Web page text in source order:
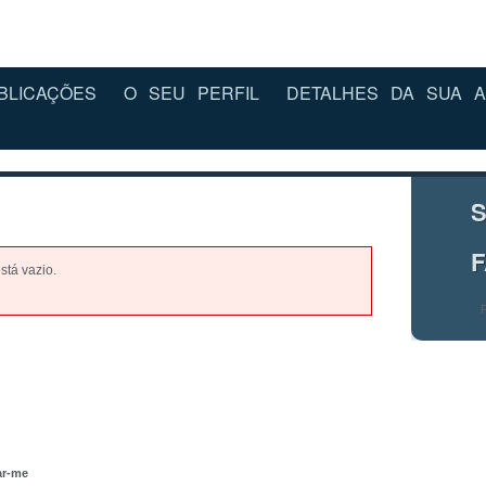
O SEU PERFIL DETALHES DA SUA
vazio.
me